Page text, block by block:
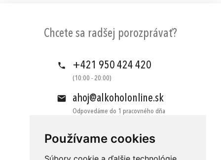
Používame cookies
Chcete sa radšej porozprávať?
+421 950 424 420
(10:00 - 20:00)
ahoj@alkoholonline.sk
Odpovedáme do 1 pracovného dňa